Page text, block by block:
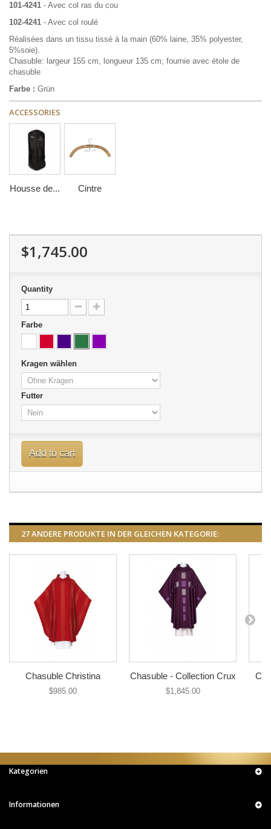
101-4241 - Avec col ras du cou
102-4241 - Avec col roulé
Réalisées dans un tissu tissé à la main (60% laine, 35% polyester,
5%soie).
Chasuble: largeur 155 cm, longueur 135 cm; fournie avec étole de
chasuble
Farbe : Grün
ACCESSORIES
Housse de... Cintre
$1,745.00
Quantity
Farbe
Kragen wählen
Futter
Add to cart
27 ANDERE PRODUKTE IN DER GLEICHEN KATEGORIE:
Chasuble Christina
$985.00
Chasuble - Collection Crux
$1,845.00
Kategorien
Informationen